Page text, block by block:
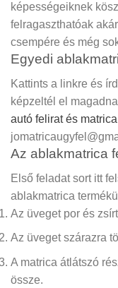
képességeiknek
felragaszthatóak
csempére és még
Egyedi
Kattints a linkre és
képzeltél el
autó felirat és
Az ablakmatrica
Első feladat sort itt
ablakmatrica
Az üveget por és
Az üveget szárazra
A matrica átlátszó
össze.